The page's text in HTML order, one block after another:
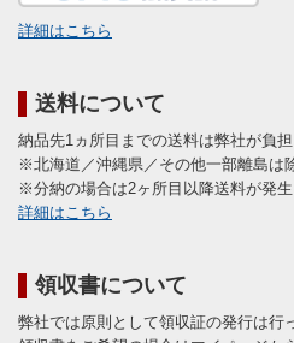
詳細はこちら
送料について
納品先1ヵ所目までの送料は弊社が負
※北海道／沖縄県／その他一部離島は
※分納の場合は2ヶ所目以降送料が発生
詳細はこちら
領収書について
弊社では原則として領収証の発行は行